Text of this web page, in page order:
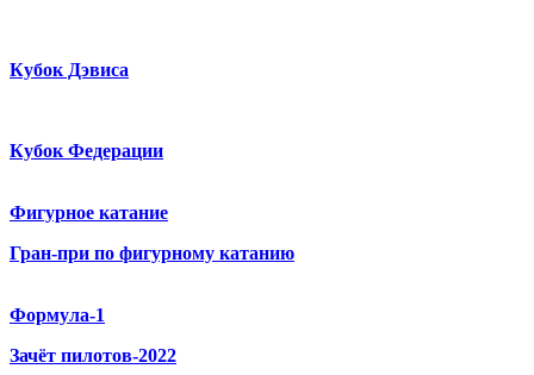
Кубок Дэвиса
Кубок Федерации
Фигурное катание
Гран-при по фигурному катанию
Формула-1
Зачёт пилотов-2022